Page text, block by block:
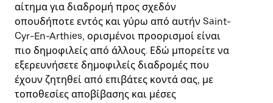
αίτημα για διαδρομή προς σχεδόν
οπουδήποτε εντός και γύρω από αυτήν Saint-
Cyr-En-Arthies, ορισμένοι προορισμοί είναι
πιο δημοφιλείς από άλλους. Εδώ μπορείτε να
εξερευνήσετε δημοφιλείς διαδρομές που
έχουν ζητηθεί από επιβάτες κοντά σας, με
τοποθεσίες αποβίβασης και μέσες